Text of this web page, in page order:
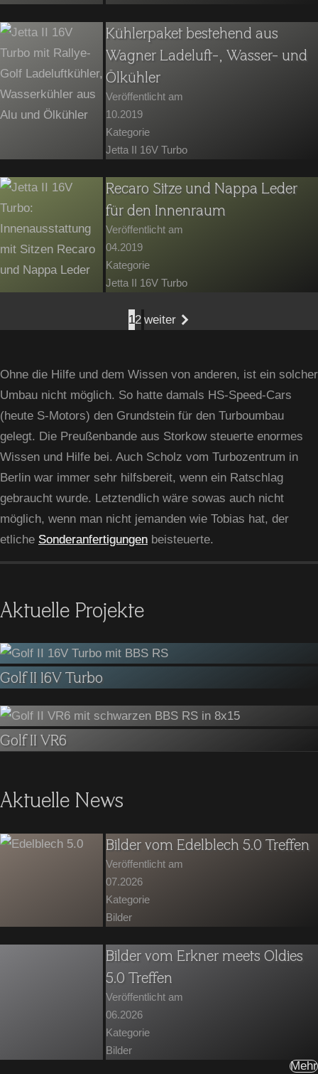
Kühlerpaket bestehend aus
Wagner Ladeluft-, Wasser- und
Ölkühler
Veröffentlicht am
10.2019
Kategorie
Jetta II 16V Turbo
Recaro Sitze und Nappa Leder
für den Innenraum
Veröffentlicht am
04.2019
Kategorie
Jetta II 16V Turbo
12 weiter
Ohne die Hilfe und dem Wissen von anderen, ist ein solcher
Umbau nicht möglich. So hatte damals HS-Speed-Cars
(heute S-Motors) den Grundstein für den Turboumbau
gelegt. Die Preußenbande aus Storkow steuerte enormes
Wissen und Hilfe bei. Auch Scholz vom Turbozentrum in
Berlin war immer sehr hilfsbereit, wenn ein Ratschlag
gebraucht wurde. Letztendlich wäre sowas auch nicht
möglich, wenn man nicht jemanden wie Tobias hat, der
etliche Sonderanfertigungen beisteuerte.
Aktuelle Projekte
Golf II 16V Turbo
Golf II VR6
Aktuelle News
Bilder vom Edelblech 5.0 Treffen
Veröffentlicht am
07.2026
Kategorie
Bilder
Bilder vom Erkner meets Oldies
5.0 Treffen
Veröffentlicht am
06.2026
Kategorie
Bilder
Mehr